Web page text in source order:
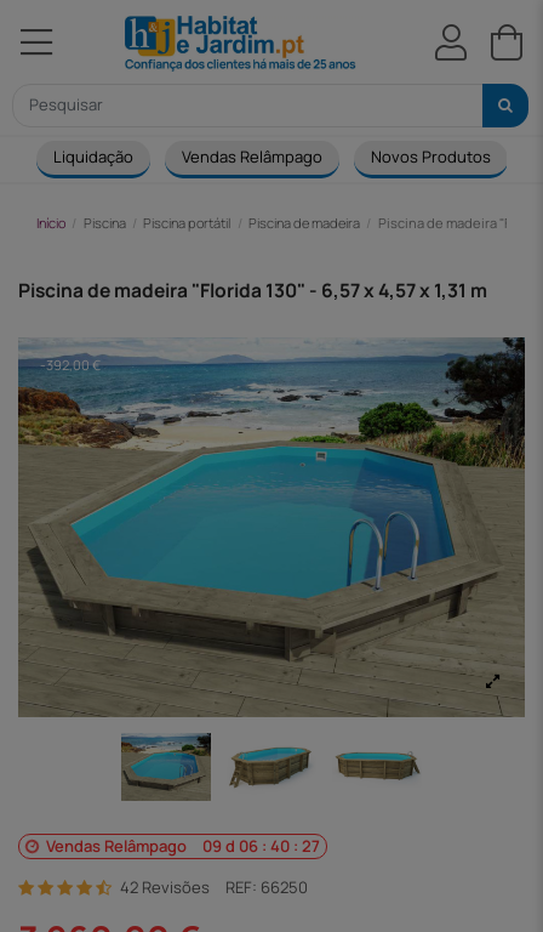
Liquidação Vendas Relâmpago Novos Produtos
Início Piscina Piscina portátil Piscina de madeira Piscina de madeira
Piscina de madeira "Florida 130" - 6,57 x 4,57 x 1,31 m
-392,00 €
Vendas Relâmpago 09 d 06: 40: 27
42 Revisões
REF: 66250